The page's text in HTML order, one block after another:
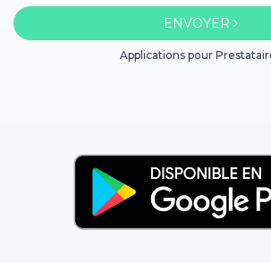
ENVOYER
Applications pour